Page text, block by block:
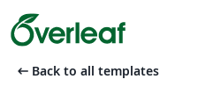
arrow_left_alt Back to all templates